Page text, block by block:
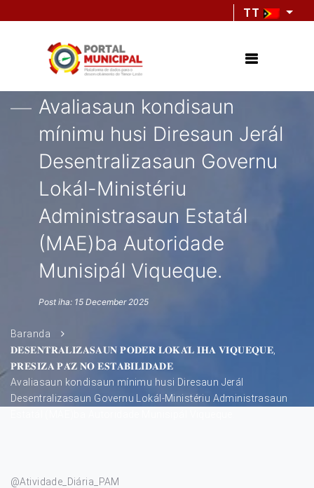
TT
Avaliasaun kondisaun
mínimu husi Diresaun Jerál
Desentralizasaun Governu
Lokál-Ministériu
Administrasaun Estatál
(MAE)ba Autoridade
Munisipál Viqueque.
Post iha: 15 December 2025
Baranda
𝐃𝐄𝐒𝐄𝐍𝐓𝐑𝐀𝐋𝐈𝐙𝐀𝐒𝐀𝐔𝐍 𝐏𝐎𝐃𝐄́𝐑 𝐋𝐎𝐊𝐀́𝐋 𝐈𝐇𝐀 𝐕𝐈𝐐𝐔𝐄𝐐𝐔𝐄,
𝐏𝐑𝐄𝐒𝐈𝐙𝐀 𝐏𝐀́𝐙 𝐍𝐎 𝐄𝐒𝐓𝐀𝐁𝐈𝐋𝐈𝐃𝐀𝐃𝐄
Avaliasaun kondisaun mínimu husi Diresaun Jerál
Desentralizasaun Governu Lokál-Ministériu Administrasaun
@Atividade_Diária_PAM